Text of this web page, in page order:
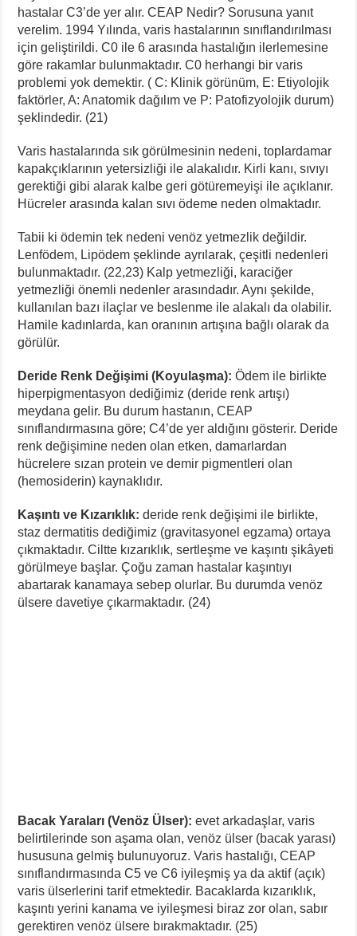
hastalar C3’de yer alır. CEAP Nedir? Sorusuna yanıt
verelim. 1994 Yılında, varis hastalarının sınıflandırılması
için geliştirildi. C0 ile 6 arasında hastalığın ilerlemesine
göre rakamlar bulunmaktadır. C0 herhangi bir varis
problemi yok demektir. ( C: Klinik görünüm, E: Etiyolojik
faktörler, A: Anatomik dağılım ve P: Patofizyolojik durum)
şeklindedir. (21)
Varis hastalarında sık görülmesinin nedeni, toplardamar
kapakçıklarının yetersizliği ile alakalıdır. Kirli kanı, sıvıyı
gerektiği gibi alarak kalbe geri götüremeyişi ile açıklanır.
Hücreler arasında kalan sıvı ödeme neden olmaktadır.
Tabii ki ödemin tek nedeni venöz yetmezlik değildir.
Lenfödem, Lipödem şeklinde ayrılarak, çeşitli nedenleri
bulunmaktadır. (22,23) Kalp yetmezliği, karaciğer
yetmezliği önemli nedenler arasındadır. Aynı şekilde,
kullanılan bazı ilaçlar ve beslenme ile alakalı da olabilir.
Hamile kadınlarda, kan oranının artışına bağlı olarak da
görülür.
Deride Renk Değişimi (Koyulaşma):Ödem ile birlikte
hiperpigmentasyon dediğimiz (deride renk artışı)
meydana gelir. Bu durum hastanın, CEAP
sınıflandırmasına göre; C4’de yer aldığını gösterir. Deride
renk değişimine neden olan etken, damarlardan
hücrelere sızan protein ve demir pigmentleri olan
(hemosiderin) kaynaklıdır.
Kaşıntı ve Kızarıklık: deride renk değişimi ile birlikte,
staz dermatitis dediğimiz (gravitasyonel egzama) ortaya
çıkmaktadır. Ciltte kızarıklık, sertleşme ve kaşıntı şikâyeti
görülmeye başlar. Çoğu zaman hastalar kaşıntıyı
abartarak kanamaya sebep olurlar. Bu durumda venöz
ülsere davetiye çıkarmaktadır. (24)
Bacak Yaraları (Venöz Ülser): evet arkadaşlar, varis
belirtilerinde son aşama olan, venöz ülser (bacak yarası)
hususuna gelmiş bulunuyoruz. Varis hastalığı, CEAP
sınıflandırmasında C5 ve C6 iyileşmiş ya da aktif (açık)
varis ülserlerini tarif etmektedir. Bacaklarda kızarıklık,
kaşıntı yerini kanama ve iyileşmesi biraz zor olan, sabır
gerektiren venöz ülsere bırakmaktadır. (25)